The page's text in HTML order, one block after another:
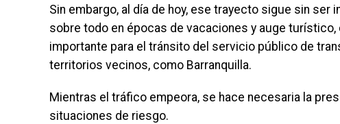
Sin embargo, al día de hoy, ese trayecto sigue sin ser
sobre todo en épocas de vacaciones y auge
importante para el tránsito del servicio público de
territorios vecinos, como Barranquilla.
Mientras el tráfico empeora, se hace necesaria la
situaciones de riesgo.